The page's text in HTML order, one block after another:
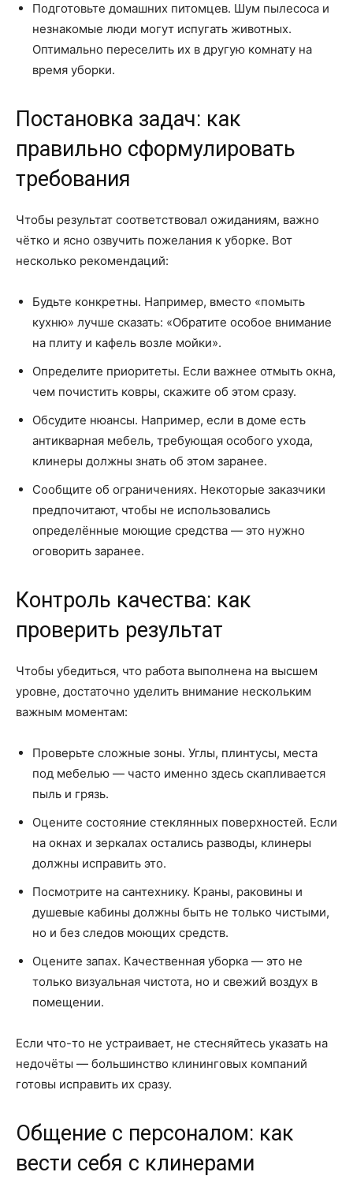
Подготовьте домашних питомцев. Шум пылесоса и
незнакомые люди могут испугать животных.
Оптимально переселить их в другую комнату на
время уборки.
Постановка задач: как
правильно сформулировать
требования
Чтобы результат соответствовал ожиданиям, важно
чётко и ясно озвучить пожелания к уборке. Вот
несколько рекомендаций:
Будьте конкретны. Например, вместо «помыть
кухню» лучше сказать: «Обратите особое внимание
на плиту и кафель возле мойки».
Определите приоритеты. Если важнее отмыть окна,
чем почистить ковры, скажите об этом сразу.
Обсудите нюансы. Например, если в доме есть
антикварная мебель, требующая особого ухода,
клинеры должны знать об этом заранее.
Сообщите об ограничениях. Некоторые заказчики
предпочитают, чтобы не использовались
определённые моющие средства — это нужно
оговорить заранее.
Контроль качества: как
проверить результат
Чтобы убедиться, что работа выполнена на высшем
уровне, достаточно уделить внимание нескольким
важным моментам:
Проверьте сложные зоны. Углы, плинтусы, места
под мебелью — часто именно здесь скапливается
пыль и грязь.
Оцените состояние стеклянных поверхностей. Если
на окнах и зеркалах остались разводы, клинеры
должны исправить это.
Посмотрите на сантехнику. Краны, раковины и
душевые кабины должны быть не только чистыми,
но и без следов моющих средств.
Оцените запах. Качественная уборка — это не
только визуальная чистота, но и свежий воздух в
помещении.
Если что-то не устраивает, не стесняйтесь указать на
недочёты — большинство клининговых компаний
готовы исправить их сразу.
Общение с персоналом: как
вести себя с клинерами